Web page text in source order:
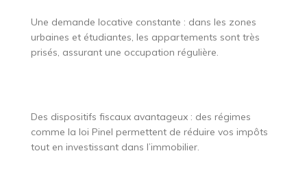
Une demande locative constante : dans les zones
urbaines et étudiantes, les appartements sont très
prisés, assurant une occupation régulière.
Des dispositifs fiscaux avantageux : des régimes
comme la loi Pinel permettent de réduire vos impôts
tout en investissant dans l’immobilier.